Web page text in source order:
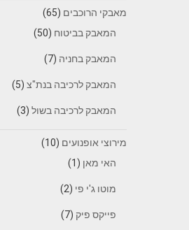
מאבקי הרוכבים (65)
המאבק בביטוח (50)
המאבק בחניה (7)
המאבק לרכיבה בנת"צ(5)
המאבק לרכיבה בשול(3)
מירוצי אופנועים (10)
האי מאן (1)
מוטו ג'י פי (2)
פייקס פיק (7)